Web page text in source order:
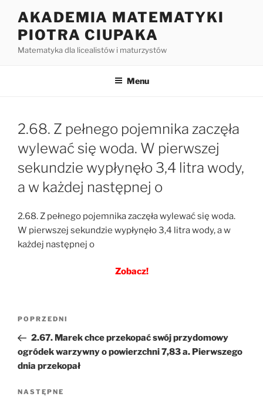
treści
AKADEMIA MATEMATYKI
PIOTRA CIUPAKA
Matematyka dla licealistów i maturzystów
Menu
2.68. Z pełnego pojemnika zaczęła
wylewać się woda. W pierwszej
sekundzie wypłynęło 3,4 litra wody,
a w każdej następnej o
2.68. Z pełnego pojemnika zaczęła wylewać się woda.
W pierwszej sekundzie wypłynęło 3,4 litra wody, a w
każdej następnej o
Zobacz!
Nawigacja
Poprzedni
wpis
POPRZEDNI
2.67. Marek chce przekopać swój przydomowy
ogródek warzywny o powierzchni 7,83 a. Pierwszego
dnia przekopał
Następny
NASTĘPNE